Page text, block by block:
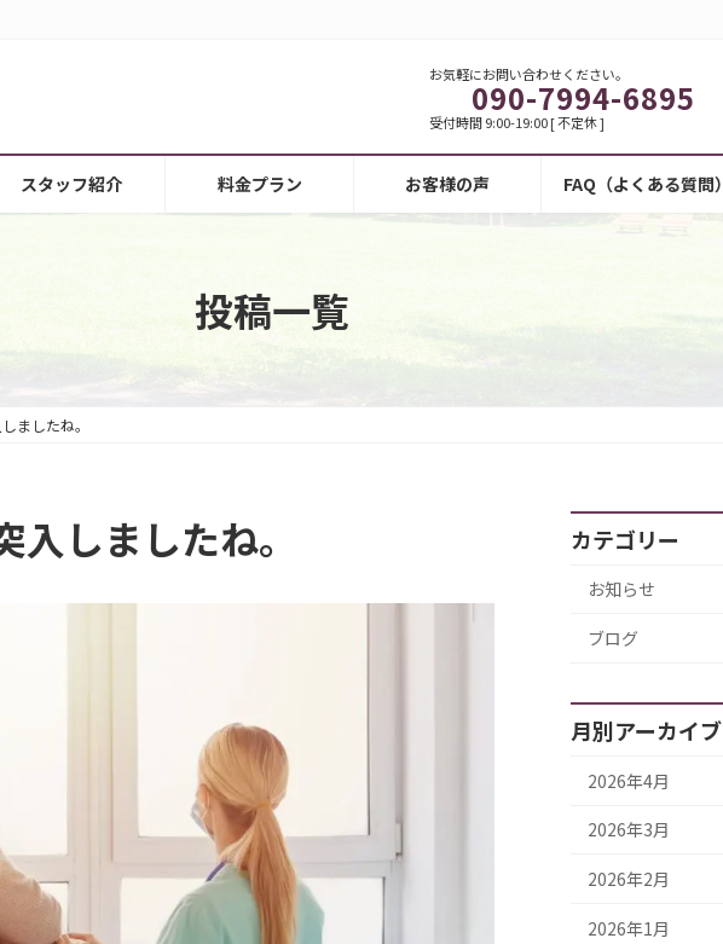
お気軽にお問い合わせください。
090-7994-6895
受付時間 9:00-19:00 [ 不定休 ]
スタッフ紹介 料金プラン お客様の声 FAQ（よくある質問）
投稿一覧
ましたね。
しましたね。 カテゴリー
お知らせ
ブログ
月別アーカイブ
2026年4月
2026年3月
2026年2月
2026年1月